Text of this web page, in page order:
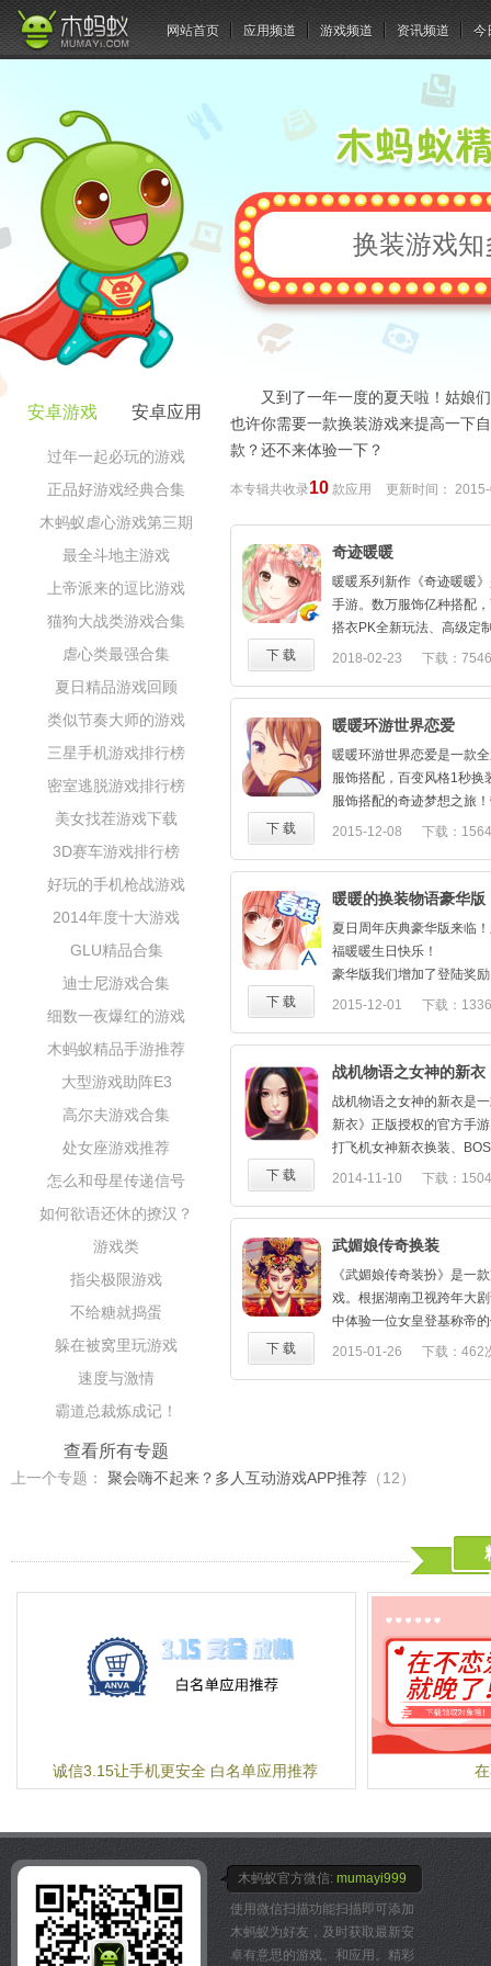
网站首页 应用频道 游戏频道 资讯频道 今
换装游戏
安卓游戏 安卓应用
过年一起必玩的游戏
正品好游戏经典合集
木蚂蚁虐心游戏第三期
最全斗地主游戏
上帝派来的逗比游戏
猫狗大战类游戏合集
虐心类最强合集
夏日精品游戏回顾
类似节奏大师的游戏
三星手机游戏排行榜
密室逃脱游戏排行榜
美女找茬游戏下载
3D赛车游戏排行榜
好玩的手机枪战游戏
2014年度十大游戏
GLU精品合集
迪士尼游戏合集
细数一夜爆红的游戏
木蚂蚁精品手游推荐
大型游戏助阵E3
高尔夫游戏合集
处女座游戏推荐
怎么和母星传递信号
如何欲语还休的撩汉？
游戏类
指尖极限游戏
不给糖就捣蛋
躲在被窝里玩游戏
速度与激情
霸道总裁炼成记！
查看所有专题
又到了一年一度的夏天啦！姑娘
也许你需要一款换装游戏来提高一下
款？还不来体验一下？
本专辑共收录10 款应用 更新时间：
奇迹暖暖
暖暖系列新作《奇迹暖暖
手游。数万服饰亿种搭配
搭衣PK全新玩法、高级定
情体验，邀您开启服饰搭
2018-02-23 下载：
778.62M
下 载
暖暖环游世界恋爱
暖暖环游世界恋爱是一款
服饰搭配，百变风格1秒换
服饰搭配的奇迹梦想之旅
砰然心动的穿衣体验！
2015-12-08 下载：
下 载
暖暖的换装物语豪华版
夏日周年庆典豪华版来临
福暖暖生日快乐！
豪华版我们增加了登陆奖
纪念T恤哦~
起的日子！
在接下来的日子里，我们
再次感谢大家对暖暖系列
家提出宝贵意见，谢谢。
2015-12-01 下载：
下 载
战机物语之女神的新衣
战机物语之女神的新衣是
新衣》正版授权的官方手
打飞机女神新衣换装、
系统等多种特色玩法，快
2014-11-10 下载：
下 载
武媚娘传奇换装
《武媚娘传奇装扮》是一
戏。根据湖南卫视跨年大
中体验一位女皇登基称帝
2015-01-26
下载：462
下 载
上一个专题： 聚会嗨不起来？多人互动游戏APP推荐 （12）
诚信3.15让手机更安全 白名单应用推荐
木蚂蚁官方微信: mumayi999
使用微信扫描功能扫描即可添加
木蚂蚁为好友，及时获取最新安
卓有意思的游戏、和应用。精彩